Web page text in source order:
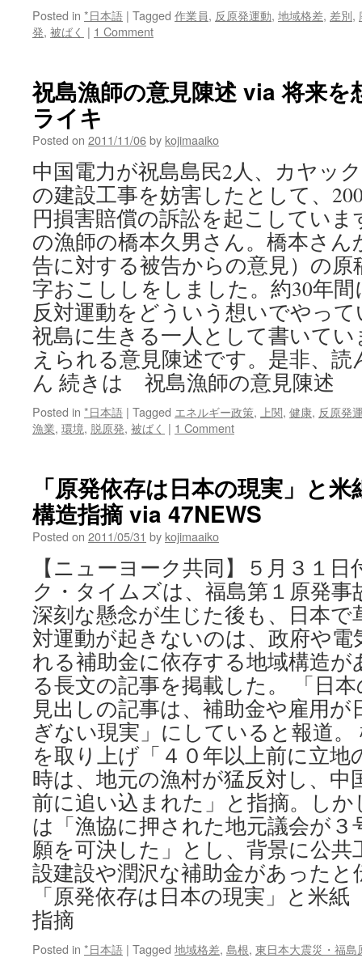
Posted in *日本語 | Tagged 作業員, 反原発運動, 地域格差, 差別,
発, 被ばく | 1 Comment
祝島漁師の意見陳述 via 将来
ライキ
Posted on 2011/11/06by kojimaaiko
中国電力が祝島島民2人、カヤッ
の建設工事を妨害したとして、
円損害賠償の訴訟を起こしてい
の漁師の橋本久男さん。橋本さん
告に対する被告からの意見）の
字おこししをしました。約30年
反対運動をどういう想いでやっ
祝島に生きる一人として書いて
えられる意見陳述です。是非、
ん 続きは 祝島漁師の意見陳述
Posted in *日本語 | Tagged エネルギー政策, 上関, 健康, 反原発
漁業, 環境, 脱原発, 被ばく | 1 Comment
「原発依存は日本の現実」と
構造指摘 via 47NEWS
Posted on 2011/05/31 by kojimaaiko
【ニューヨーク共同】５月３１
ク・タイムズは、福島第１原発
深刻な懸念が生じた後も、日本で
対運動が起きないのは、政府や
れる補助金に依存する地域構造
る長文の記事を掲載した。 「日
見出しの記事は、補助金や雇用
ぎない現実」にしていると報道
を取り上げ「４０年以上前に立
時は、地元の漁村が猛反対し、中
前に追い込まれた」と指摘。し
は「漁協に押された地元議会が３
願を可決した」とし、背景に公
設建設や潤沢な補助金があった
「原発依存は日本の現実」と米
指摘
Posted in *日本語 | Tagged 地域格差, 島根, 東日本大震災・福島